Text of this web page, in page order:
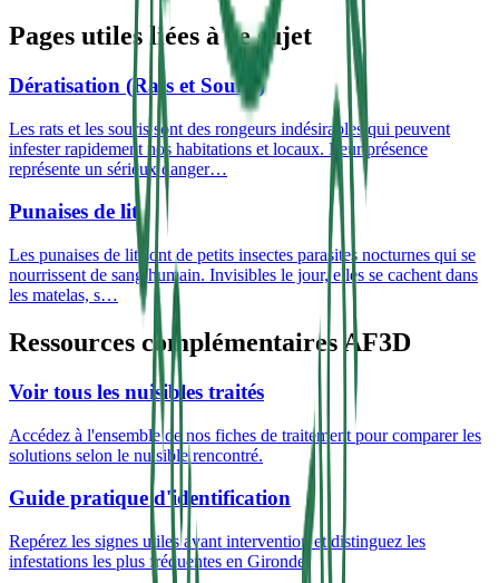
Pages utiles liées à ce sujet
Dératisation (Rats et Souris)
Les rats et les souris sont des rongeurs indésirables qui peuvent
infester rapidement nos habitations et locaux. Leur présence
représente un sérieux danger…
Punaises de lit
Les punaises de lit sont de petits insectes parasites nocturnes qui se
nourrissent de sang humain. Invisibles le jour, elles se cachent dans
les matelas, s…
Ressources complémentaires AF3D
Voir tous les nuisibles traités
Accédez à l'ensemble de nos fiches de traitement pour comparer les
solutions selon le nuisible rencontré.
Guide pratique d'identification
Repérez les signes utiles avant intervention et distinguez les
infestations les plus fréquentes en Gironde.